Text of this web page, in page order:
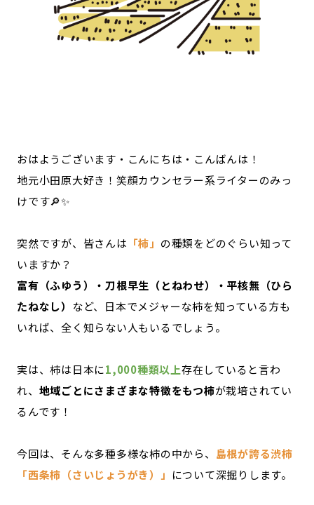
イベント
飲食店
地域豆知識
ニッポンの百選大全集
お問い合わせ 会社概要
おはようございます・こんにちは・こんばんは！
地元小田原大好き！笑顔カウンセラー系ライターのみっ
けです🔎✨
突然ですが、皆さんは 「柿」 の種類をどのぐらい知って
いますか？
富有（ふゆう）・刀根早生（とねわせ）・平核無（ひら
たねなし）
など、日本でメジャーな柿を知っている方も
いれば、全く知らない人もいるでしょう。
実は、柿は日本に1,000種類以上存在していると言わ
れ、 地域ごとにさまざまな特徴をもつ柿が栽培されてい
るんです！
今回は、そんな多種多様な柿の中から、 島根が誇る渋柿
「西条柿（さいじょうがき）」 について深掘りします。